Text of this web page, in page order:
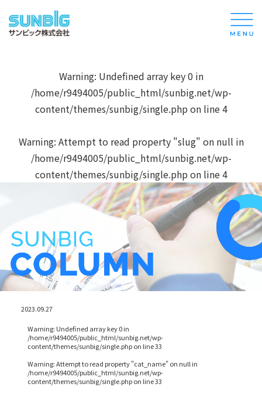
Warning: Undefined array key 0 in
/home/r9494005/public_html/sunbig.net/wp-
content/themes/sunbig/single.phpon line4
Warning: Attempt to read property "slug" on null in
/home/r9494005/public_html/sunbig.net/wp-
content/themes/sunbig/single.phpon line4
2023.09.27
Warning: Undefined array key 0 in
/home/r9494005/public_html/sunbig.net/wp-
content/themes/sunbig/single.phpon line33
Warning: Attempt to read property "cat_name" on null in
/home/r9494005/public_html/sunbig.net/wp-
content/themes/sunbig/single.phpon line33